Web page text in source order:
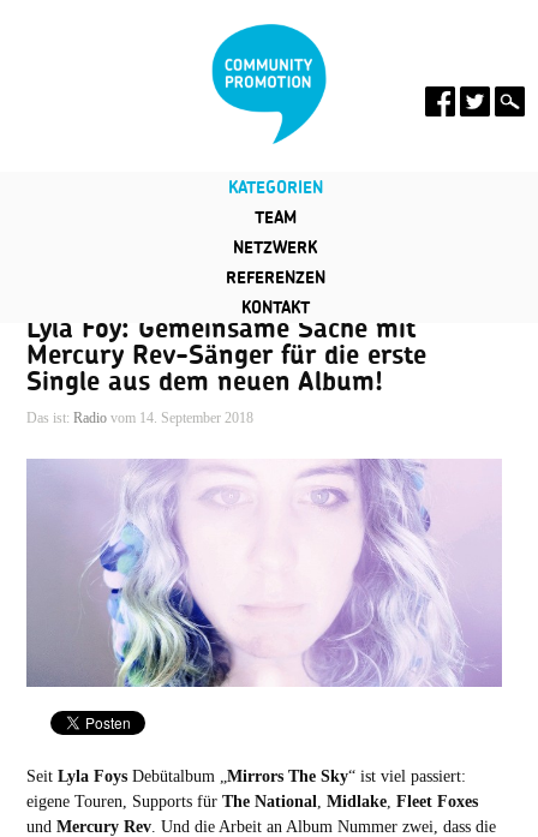
KATEGORIEN
TEAM
NETZWERK
REFERENZEN
KONTAKT
Lyla Foy: Gemeinsame Sache mit
Mercury Rev-Sänger für die erste
Single aus dem neuen Album!
Das ist: Radiovom 14. September 2018
Seit Lyla FoysDebütalbum „ Mirrors The Sky“ ist viel passiert:
eigene Touren, Supports für The National Midlake, Fleet Foxes
und Mercury Rev. Und die Arbeit an Album Nummer zwei, dass die